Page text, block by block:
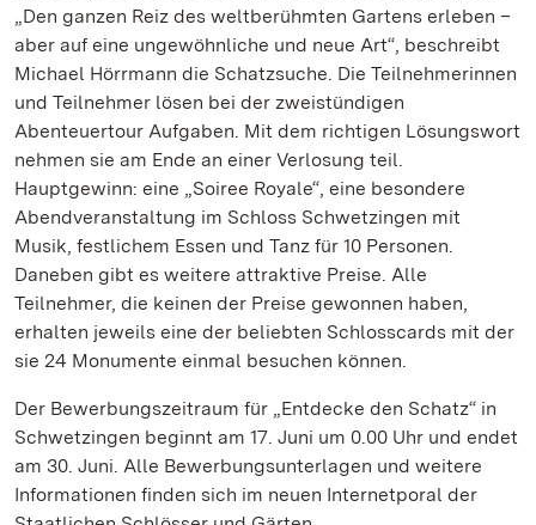
„Den ganzen Reiz des weltberühmten Gartens erleben –
aber auf eine ungewöhnliche und neue Art“, beschreibt
Michael Hörrmann die Schatzsuche. Die Teilnehmerinnen
und Teilnehmer lösen bei der zweistündigen
Abenteuertour Aufgaben. Mit dem richtigen Lösungswort
nehmen sie am Ende an einer Verlosung teil.
Hauptgewinn: eine „Soiree Royale“, eine besondere
Abendveranstaltung im Schloss Schwetzingen mit
Musik, festlichem Essen und Tanz für 10 Personen.
Daneben gibt es weitere attraktive Preise. Alle
Teilnehmer, die keinen der Preise gewonnen haben,
erhalten jeweils eine der beliebten Schlosscards mit der
sie 24 Monumente einmal besuchen können.
Der Bewerbungszeitraum für „Entdecke den Schatz“ in
Schwetzingen beginnt am 17. Juni um 0.00 Uhr und endet
am 30. Juni. Alle Bewerbungsunterlagen und weitere
Informationen finden sich im neuen Internetporal der